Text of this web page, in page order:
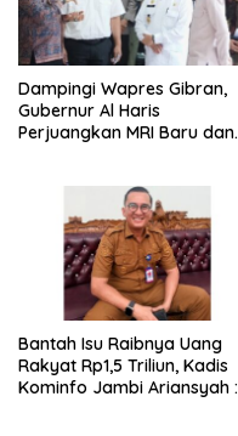
Dampingi Wapres Gibran,
Gubernur Al Haris
Perjuangkan MRI Baru dan
Bantah Isu Raibnya Uang
Rakyat Rp1,5 Triliun, Kadis
Kominfo Jambi Ariansyah :